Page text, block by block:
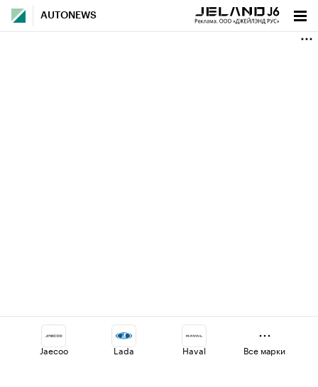
AUTONEWS
Jaecoo Lada Haval Все марки